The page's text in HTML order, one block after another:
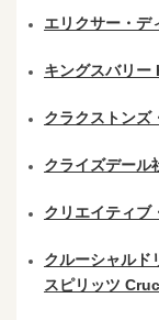
エリクサー・
キングスバリ
クラクストン
クライズデー
クリエイティ
クルーシャルド
スピリッツ